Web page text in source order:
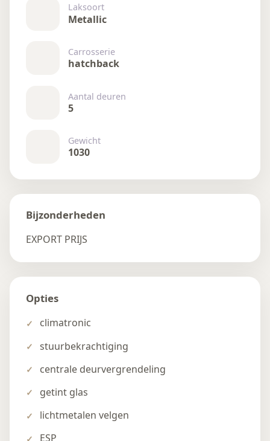
Laksoort
Metallic
Carrosserie
hatchback
Aantal deuren
5
Gewicht
1030
Bijzonderheden
EXPORT PRIJS
Opties
climatronic
stuurbekrachtiging
centrale deurvergrendeling
getint glas
lichtmetalen velgen
ESP